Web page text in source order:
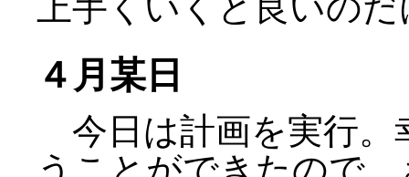
４月某日
今日は計画を実行。
うことができたので